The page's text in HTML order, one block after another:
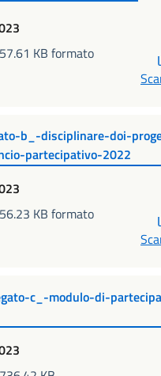
KB formato
b_-disciplinare-doi-
partecipativo-2022
KB formato
c_-modulo-di-